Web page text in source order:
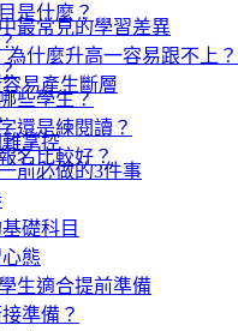
是什麼？
些學生？
還是練閱讀？
名比較好？
最常見的學習差異
什麼升高一容易跟不上？
易產生斷層
掌控
前必做的3件事
礎科目
態
生適合提前準備
準備？